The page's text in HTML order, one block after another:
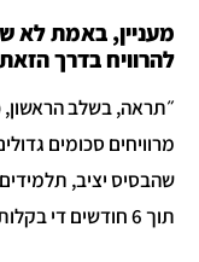
מעניין, באמת לא
להרוויח בדרך
״תראה, בשלב הראשון,
מרוויחים סכומים
תוך 6 חודשים די בקלות.